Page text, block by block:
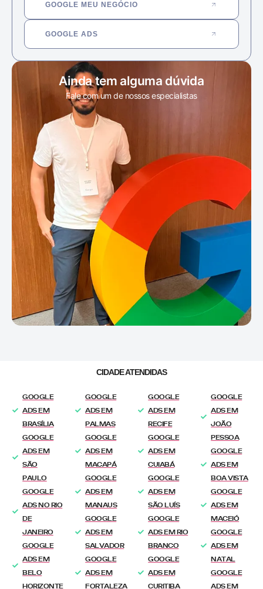
GOOGLE MEU NEGÓCIO
GOOGLE ADS
Ainda tem alguma dúvida
Fale com um de nossos especialistas
CIDADE ATENDIDAS
GOOGLE
ADS EM
BRASÍLIA
GOOGLE
ADS EM
SÃO
PAULO
GOOGLE
ADS NO RIO
DE
JANEIRO
GOOGLE
ADS EM
BELO
HORIZONTE
GOOGLE
ADS EM
PALMAS
GOOGLE
ADS EM
MACAPÁ
GOOGLE
ADS EM
MANAUS
GOOGLE
ADS EM
SALVADOR
GOOGLE
ADS EM
FORTALEZA
GOOGLE
ADS EM
RECIFE
GOOGLE
ADS EM
CUIABÁ
GOOGLE
ADS EM
SÃO LUÍS
GOOGLE
ADS EM RIO
BRANCO
GOOGLE
ADS EM
CURITIBA
GOOGLE
ADS EM
JOÃO
PESSOA
GOOGLE
ADS EM
BOA VISTA
GOOGLE
ADS EM
MACEIÓ
GOOGLE
ADS EM
NATAL
GOOGLE
ADS EM